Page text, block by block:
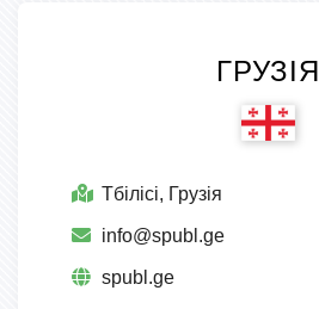
ГРУЗІЯ
Тбілісі, Грузія
info@spubl.ge
spubl.ge